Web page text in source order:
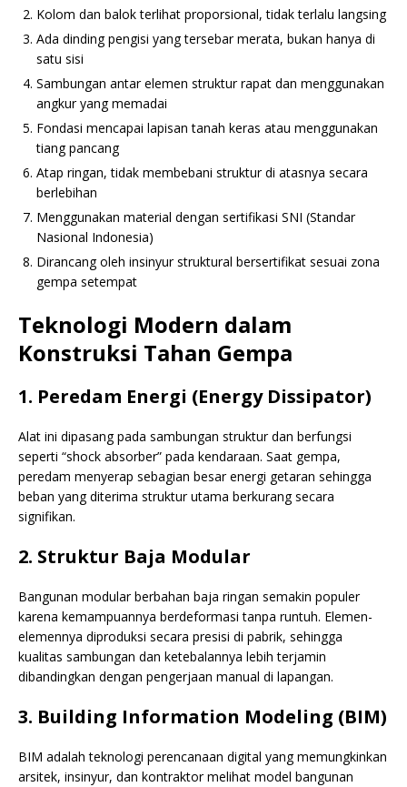
Kolom dan balok terlihat proporsional, tidak terlalu langsing
Ada dinding pengisi yang tersebar merata, bukan hanya di
satu sisi
Sambungan antar elemen struktur rapat dan menggunakan
angkur yang memadai
Fondasi mencapai lapisan tanah keras atau menggunakan
tiang pancang
Atap ringan, tidak membebani struktur di atasnya secara
berlebihan
Menggunakan material dengan sertifikasi SNI (Standar
Nasional Indonesia)
Dirancang oleh insinyur struktural bersertifikat sesuai zona
gempa setempat
Teknologi Modern dalam
Konstruksi Tahan Gempa
1. Peredam Energi (Energy Dissipator)
Alat ini dipasang pada sambungan struktur dan berfungsi
seperti “shock absorber” pada kendaraan. Saat gempa,
peredam menyerap sebagian besar energi getaran sehingga
beban yang diterima struktur utama berkurang secara
signifikan.
2. Struktur Baja Modular
Bangunan modular berbahan baja ringan semakin populer
karena kemampuannya berdeformasi tanpa runtuh. Elemen-
elemennya diproduksi secara presisi di pabrik, sehingga
kualitas sambungan dan ketebalannya lebih terjamin
dibandingkan dengan pengerjaan manual di lapangan.
3. Building Information Modeling (BIM)
BIM adalah teknologi perencanaan digital yang memungkinkan
arsitek, insinyur, dan kontraktor melihat model bangunan